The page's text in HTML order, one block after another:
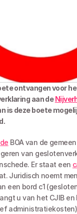
ontvangen voor
aan de
is deze boete
BOA van de
van
Er staat een
Juridisch noemt
een bord c1
u van het CJIB